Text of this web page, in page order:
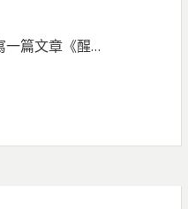
一篇文章《醒…